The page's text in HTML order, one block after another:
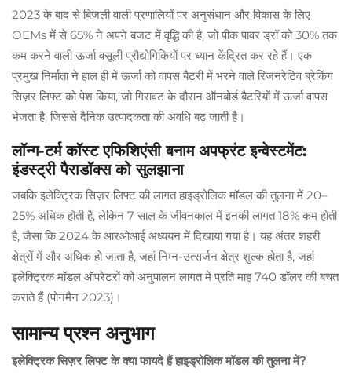
2023 के बाद से बिजली वाली प्रणालियों पर अनुसंधान और विकास के लिए
OEMs में से 65% ने अपने बजट में वृद्धि की है, जो पीक पावर ड्रॉ को 30% तक
कम करने वाली ऊर्जा वसूली प्रौद्योगिकियों पर ध्यान केंद्रित कर रहे हैं। एक
प्रमुख निर्माता ने हाल ही में ऊर्जा को वापस बैटरी में भरने वाले रिजनरेटिव ब्रेकिंग
सिज़र लिफ्ट को पेश किया, जो गिरावट के दौरान ऑनबोर्ड बैटरियों में ऊर्जा वापस
भेजता है, जिससे दैनिक उत्पादकता की अवधि बढ़ जाती है।
लॉन्ग-टर्म कॉस्ट एफिशिएंसी बनाम अपफ्रंट इन्वेस्टमेंट:
इंडस्ट्री पैराडॉक्स को सुलझाना
जबकि इलेक्ट्रिक सिज़र लिफ्ट की लागत हाइड्रोलिक मॉडल की तुलना में 20–
25% अधिक होती है, लेकिन 7 साल के जीवनकाल में इनकी लागत 18% कम होती
है, जैसा कि 2024 के आरओआई अध्ययन में दिखाया गया है। यह अंतर शहरी
क्षेत्रों में और अधिक हो जाता है, जहां निम्न-उत्सर्जन क्षेत्र शुल्क होता है, जहां
इलेक्ट्रिक मॉडल ऑपरेटरों को अनुपालन लागत में प्रति माह 740 डॉलर की बचत
कराते हैं (पोनमैन 2023)।
सामान्य प्रश्न अनुभाग
इलेक्ट्रिक सिज़र लिफ्ट के क्या फायदे हैं हाइड्रोलिक मॉडल की तुलना में?